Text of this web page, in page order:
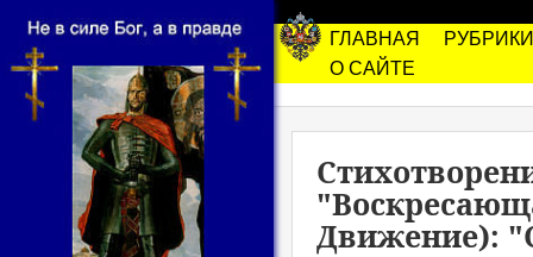
ГЛАВНАЯ
РУБРИКИ
О САЙТЕ
Движение):